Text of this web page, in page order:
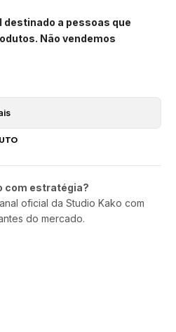
destinado a pessoas que
Não vendemos
com estratégia?
oficial da Studio Kako com
do mercado.